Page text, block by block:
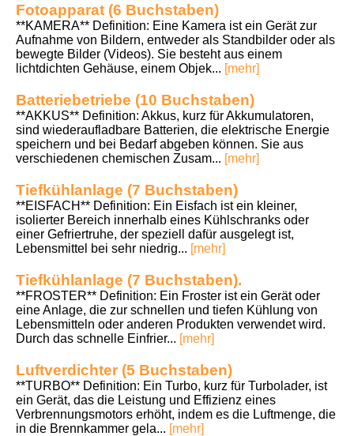
Fotoapparat (6 Buchstaben)
**KAMERA** Definition: Eine Kamera ist ein Gerät zur
Aufnahme von Bildern, entweder als Standbilder oder als
bewegte Bilder (Videos). Sie besteht aus einem
lichtdichten Gehäuse, einem Objek... [mehr]
Batteriebetriebe (10 Buchstaben)
**AKKUS** Definition: Akkus, kurz für Akkumulatoren,
sind wiederaufladbare Batterien, die elektrische Energie
speichern und bei Bedarf abgeben können. Sie aus
verschiedenen chemischen Zusam... [mehr]
Tiefkühlanlage (7 Buchstaben)
**EISFACH** Definition: Ein Eisfach ist ein kleiner,
isolierter Bereich innerhalb eines Kühlschranks oder
einer Gefriertruhe, der speziell dafür ausgelegt ist,
Lebensmittel bei sehr niedrig... [mehr]
Tiefkühlanlage (7 Buchstaben).
**FROSTER** Definition: Ein Froster ist ein Gerät oder
eine Anlage, die zur schnellen und tiefen Kühlung von
Lebensmitteln oder anderen Produkten verwendet wird.
Durch das schnelle Einfrier... [mehr]
Luftverdichter (5 Buchstaben)
**TURBO** Definition: Ein Turbo, kurz für Turbolader, ist
ein Gerät, das die Leistung und Effizienz eines
Verbrennungsmotors erhöht, indem es die Luftmenge, die
in die Brennkammer gela... [mehr]